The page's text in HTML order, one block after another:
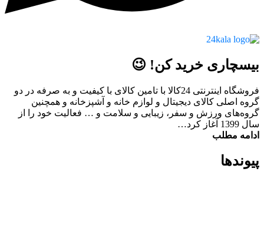
بیسچاری خرید کن! 😉
فروشگاه اینترنتی 24کالا با تامین کالای با کیفیت و به صرفه در دو
گروه اصلی کالای دیجیتال و لوازم خانه و آشپزخانه و همچنین
گروه‌های ورزش و سفر، زیبایی و سلامت و … فعالیت خود را از
سال 1399 آغاز کرد…
ادامه مطلب
پیوند‌ها